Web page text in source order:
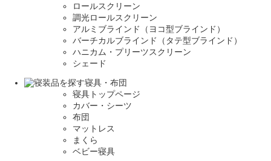
ロールスクリーン
調光ロールスクリーン
アルミブラインド（ヨコ型ブラインド）
バーチカルブラインド（タテ型ブラインド）
ハニカム・プリーツスクリーン
シェード
寝具・布団
寝具トップページ
カバー・シーツ
布団
マットレス
まくら
ベビー寝具